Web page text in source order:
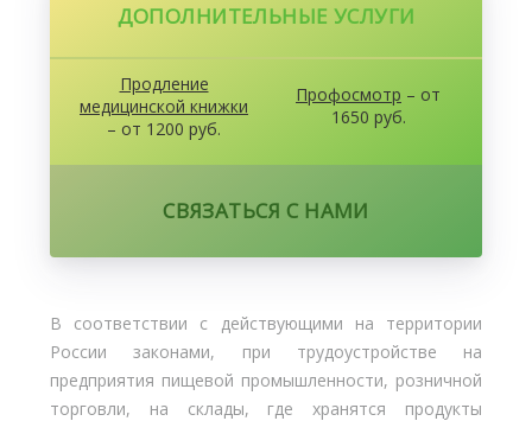
ДОПОЛНИТЕЛЬНЫЕ УСЛУГИ
Продление
медицинской книжки
– от 1200 руб.
Профосмотр – от
1650 руб.
СВЯЗАТЬСЯ С НАМИ
В соответствии с действующими на территории
России законами, при трудоустройстве на
предприятия пищевой промышленности, розничной
торговли, на склады, где хранятся продукты